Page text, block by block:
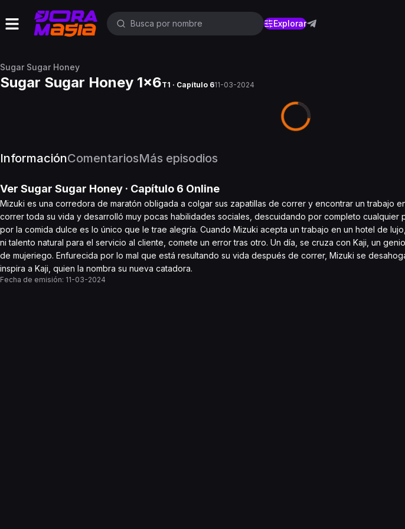
Explorar
Sugar Sugar Honey
Sugar Sugar Honey 1x6T1 · Capítulo 611-03-2024
InformaciónComentariosMás episodios
Ver Sugar Sugar Honey · Capítulo 6 Online
Mizuki es una corredora de maratón obligada a colgar sus zapatillas de correr y encontrar un trabajo
correr toda su vida y desarrolló muy pocas habilidades sociales, descuidando por completo cualquier
por la comida dulce es lo único que le trae alegría. Cuando Mizuki acepta un trabajo en un hotel de
ni talento natural para el servicio al cliente, comete un error tras otro. Un día, se cruza con Kaji, un
de mujeriego. Enfurecida por lo mal que está resultando su vida después de correr, Mizuki se
inspira a Kaji, quien la nombra su nueva catadora.
Fecha de emisión: 11-03-2024